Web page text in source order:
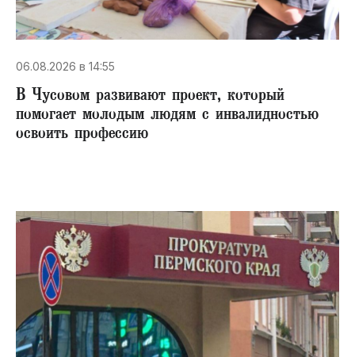
06.08.2026 в 14:55
В Чусовом развивают проект, который
помогает молодым людям с инвалидностью
освоить профессию